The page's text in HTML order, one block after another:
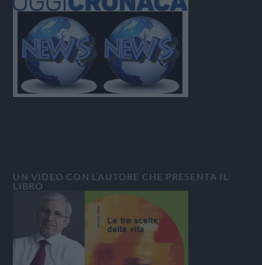
UN VIDEO CON L’AUTORE CHE PRESENTA IL
LIBRO